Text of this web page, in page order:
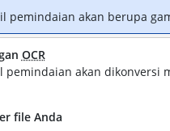
pemindaian akan berupa
OCR
pemindaian akan dikonversi
file Anda